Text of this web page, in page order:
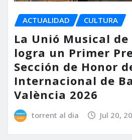
ACTUALIDAD CULTURA
La Unió Musical
logra un Primer
Sección de Honor
Internacional de
València 2026
torrent al dia Jul 20,